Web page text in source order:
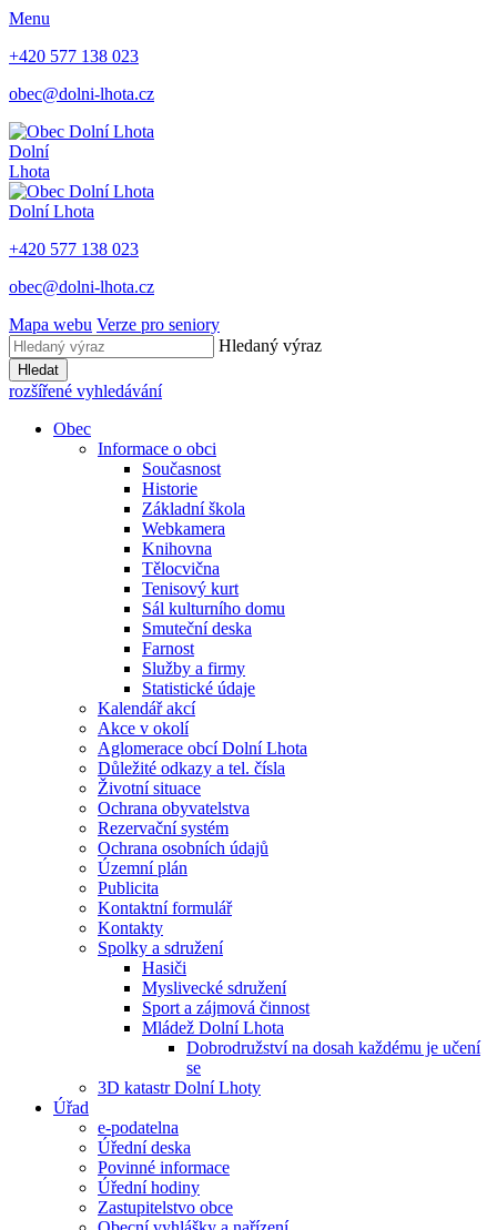
Menu
+420 577 138 023
obec@dolni-lhota.cz
Dolní
Lhota
Dolní Lhota
+420 577 138 023
obec@dolni-lhota.cz
Mapa webu Verze pro seniory
Hledaný výraz
Hledat
rozšířené vyhledávání
Obec
Informace o obci
Současnost
Historie
Základní škola
Webkamera
Knihovna
Tělocvična
Tenisový kurt
Sál kulturního domu
Smuteční deska
Farnost
Služby a firmy
Statistické údaje
Kalendář akcí
Akce v okolí
Aglomerace obcí Dolní Lhota
Důležité odkazy a tel. čísla
Životní situace
Ochrana obyvatelstva
Rezervační systém
Ochrana osobních údajů
Územní plán
Publicita
Kontaktní formulář
Kontakty
Spolky a sdružení
Hasiči
Myslivecké sdružení
Sport a zájmová činnost
Mládež Dolní Lhota
Dobrodružství na dosah každému je učení
se
3D katastr Dolní Lhoty
Úřad
e-podatelna
Úřední deska
Povinné informace
Úřední hodiny
Zastupitelstvo obce